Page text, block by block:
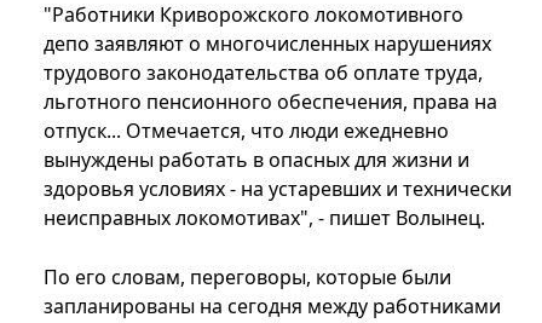
"Работники Криворожского локомотивного
депо заявляют о многочисленных нарушениях
трудового законодательства об оплате труда,
льготного пенсионного обеспечения, права на
отпуск... Отмечается, что люди ежедневно
вынуждены работать в опасных для жизни и
здоровья условиях - на устаревших и технически
неисправных локомотивах", - пишет Волынец.
По его словам, переговоры, которые были
запланированы на сегодня между работниками